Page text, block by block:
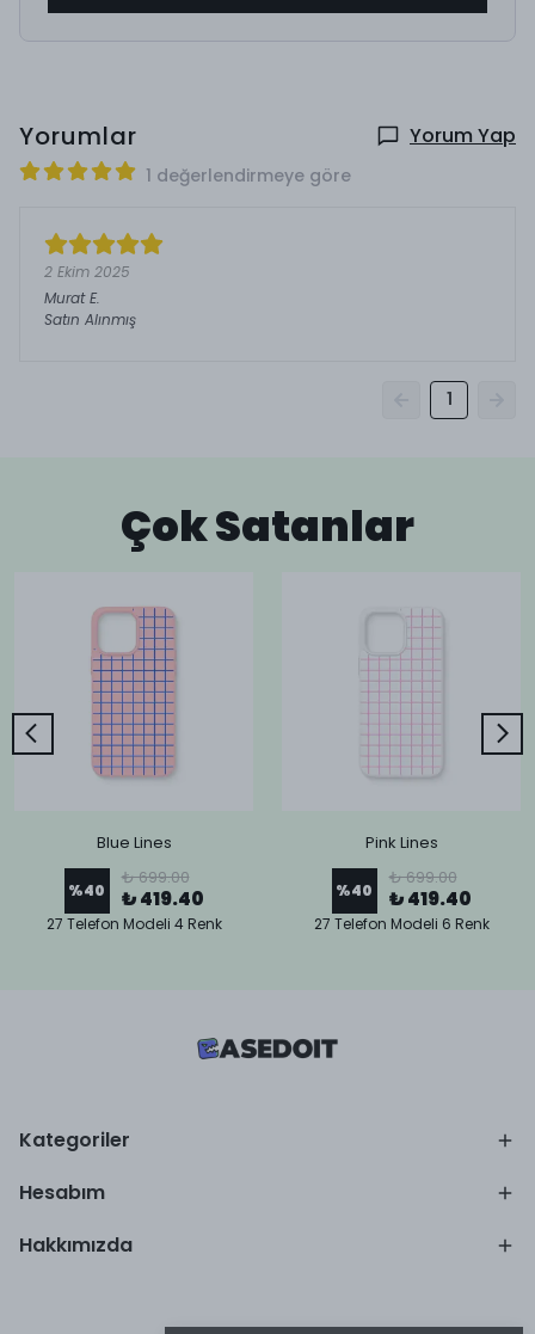
Yorumlar Yorum Yap
1 değerlendirmeye göre
2 Ekim 2025
Murat E.
Satın Alınmış
1
Çok Satanlar
Blue Lines
%40
₺ 699.00
₺ 419.40
27 Telefon Modeli 4 Renk
Pink Lines
%40
₺ 699.00
₺ 419.40
27 Telefon Modeli 6 Renk
Kategoriler
Hesabım
Hakkımızda